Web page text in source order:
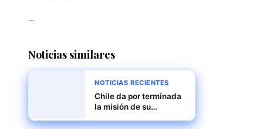
Noticias similares
NOTICIAS RECIENTES
Chile da por terminada
la misión de su